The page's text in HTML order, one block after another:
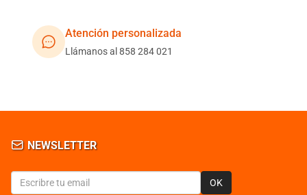
Atención personalizada
Llámanos al 858 284 021
NEWSLETTER
OK